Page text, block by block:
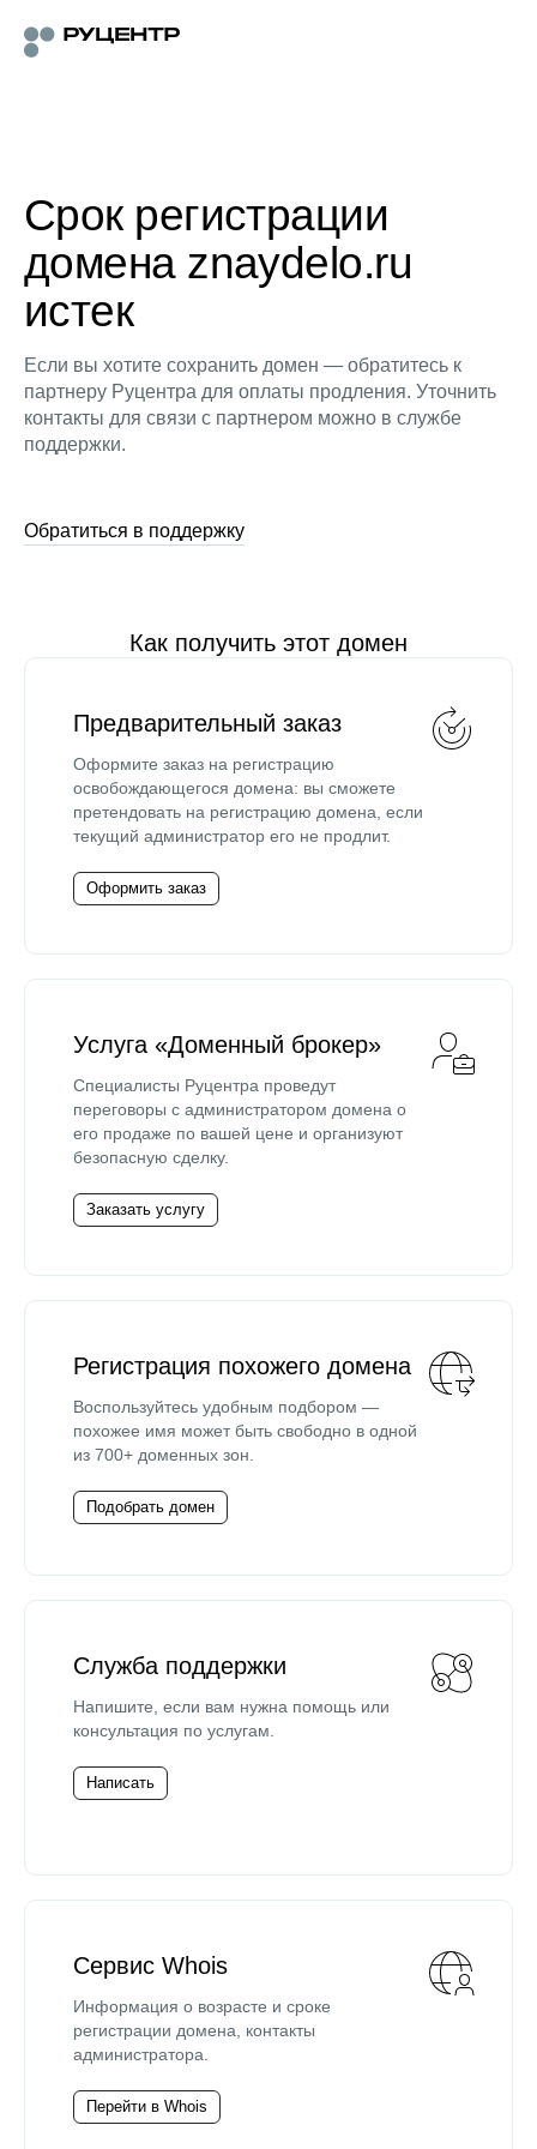
Срок регистрации
домена znaydelo.ru
истек
Если вы хотите сохранить домен — обратитесь к
партнеру Руцентра для оплаты продления. Уточнить
контакты для связи с партнером можно в службе
поддержки.
Обратиться в поддержку
Как получить этот домен
Предварительный заказ
Оформите заказ на регистрацию
освобождающегося домена: вы сможете
претендовать на регистрацию домена, если
текущий администратор его не продлит.
Оформить заказ
Услуга «Доменный брокер»
Специалисты Руцентра проведут
переговоры с администратором домена о
его продаже по вашей цене и организуют
безопасную сделку.
Заказать услугу
Регистрация похожего домена
Воспользуйтесь удобным подбором —
похожее имя может быть свободно в одной
из 700+ доменных зон.
Подобрать домен
Служба поддержки
Напишите, если вам нужна помощь или
консультация по услугам.
Написать
Сервис Whois
Информация о возрасте и сроке
регистрации домена, контакты
администратора.
Перейти в Whois